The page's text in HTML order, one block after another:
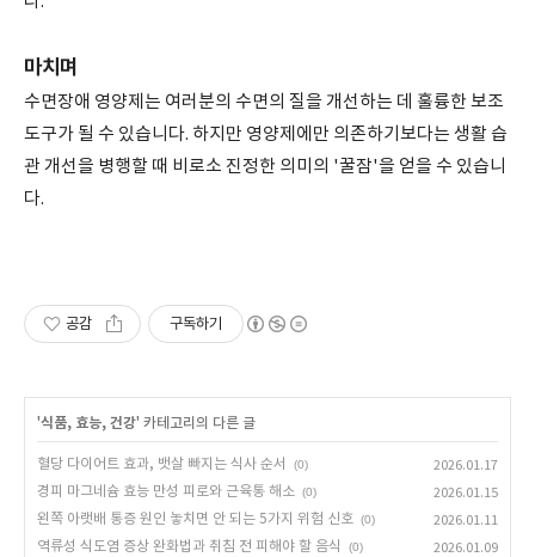
마치며
수면장애 영양제는 여러분의 수면의 질을 개선하는 데 훌륭한 보조
도구가 될 수 있습니다. 하지만 영양제에만 의존하기보다는 생활 습
관 개선을 병행할 때 비로소 진정한 의미의 '꿀잠'을 얻을 수 있습니
다.
공감 구독하기
'식품, 효능, 건강' 카테고리의 다른 글
혈당 다이어트 효과, 뱃살 빠지는 식사 순서 (0)
2026.01.17
경피 마그네슘 효능 만성 피로와 근육통 해소 (0)
2026.01.15
왼쪽 아랫배 통증 원인 놓치면 안 되는 5가지 위험 신호 (0)
2026.01.11
역류성 식도염 증상 완화법과 취침 전 피해야 할 음식
(0)
2026.01.09